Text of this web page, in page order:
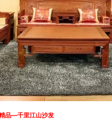
品—千里江山沙发